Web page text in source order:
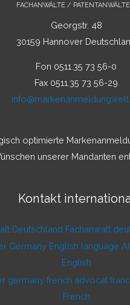
FACHANWÄLTE /
Georgstr. 48
30159 Hannover
Fon 0511.35 73 56-0
Fax 0511.35 73 56-29
optimierte
unserer Mandanten
Kontakt
English
French